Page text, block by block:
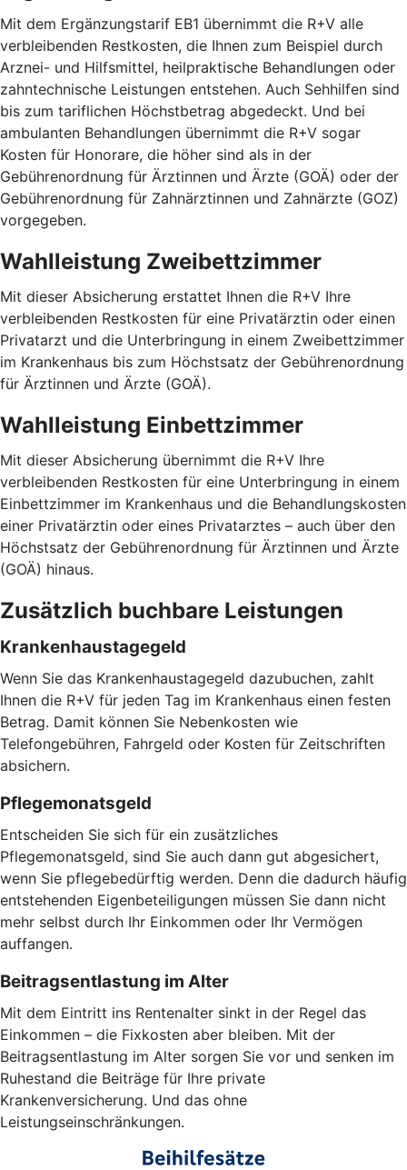
Mit dem Ergänzungstarif EB1 übernimmt die R+V alle
verbleibenden Restkosten, die Ihnen zum Beispiel durch
Arznei- und Hilfsmittel, heilpraktische Behandlungen oder
zahntechnische Leistungen entstehen. Auch Sehhilfen sind
bis zum tariflichen Höchstbetrag abgedeckt. Und bei
ambulanten Behandlungen übernimmt die R+V sogar
Kosten für Honorare, die höher sind als in der
Gebührenordnung für Ärztinnen und Ärzte (GOÄ) oder der
Gebührenordnung für Zahnärztinnen und Zahnärzte (GOZ)
vorgegeben.
Wahlleistung Zweibettzimmer
Mit dieser Absicherung erstattet Ihnen die R+V Ihre
verbleibenden Restkosten für eine Privatärztin oder einen
Privatarzt und die Unterbringung in einem Zweibettzimmer
im Krankenhaus bis zum Höchstsatz der Gebührenordnung
für Ärztinnen und Ärzte (GOÄ).
Wahlleistung Einbettzimmer
Mit dieser Absicherung übernimmt die R+V Ihre
verbleibenden Restkosten für eine Unterbringung in einem
Einbettzimmer im Krankenhaus und die Behandlungskosten
einer Privatärztin oder eines Privatarztes – auch über den
Höchstsatz der Gebührenordnung für Ärztinnen und Ärzte
(GOÄ) hinaus.
Zusätzlich buchbare Leistungen
Krankenhaustagegeld
Wenn Sie das Krankenhaustagegeld dazubuchen, zahlt
Ihnen die R+V für jeden Tag im Krankenhaus einen festen
Betrag. Damit können Sie Nebenkosten wie
Telefongebühren, Fahrgeld oder Kosten für Zeitschriften
absichern.
Pflegemonatsgeld
Entscheiden Sie sich für ein zusätzliches
Pflegemonatsgeld, sind Sie auch dann gut abgesichert,
wenn Sie pflegebedürftig werden. Denn die dadurch häufig
entstehenden Eigenbeteiligungen müssen Sie dann nicht
mehr selbst durch Ihr Einkommen oder Ihr Vermögen
auffangen.
Beitragsentlastung im Alter
Mit dem Eintritt ins Rentenalter sinkt in der Regel das
Einkommen – die Fixkosten aber bleiben. Mit der
Beitragsentlastung im Alter sorgen Sie vor und senken im
Ruhestand die Beiträge für Ihre private
Krankenversicherung. Und das ohne
Leistungseinschränkungen.